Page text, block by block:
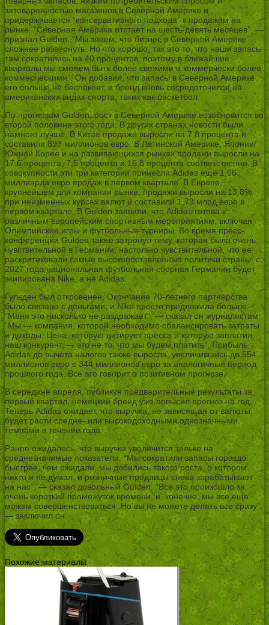
затоваренностью магазинов в Северной Америке и
придерживается “консервативного подхода” к продажам на
рынке. “Северная Америка отстает на шесть-девять месяцев”, —
признал Gulden. “Мы знаем, что бизнес в Северной Америке
сложнее развернуть. Но что хорошо, так это то, что наши запасы
там сократились на 40 процентов, поэтому в ближайшие
кварталы мы сможем быть более свежими и коммерчески более
коммерческими”. Он добавил, что запасы в Северной Америке
его больше не беспокоят, и бренд вновь сосредоточился на
американских видах спорта, таких как баскетбол.
По прогнозам Gulden, рост в Северной Америке возобновится во
второй половине этого года. В других странах новости были
намного лучше. В Китае продажи выросли на 7,8 процента и
составили 897 миллионов евро. В Латинской Америке, Японии/
Южной Корее и на развивающихся рынках продажи выросли на
17,6 процента, 7,5 процента и 16,8 процента соответственно. В
совокупности эти три категории принесли Adidas еще 1,66
миллиарда евро продаж в первом квартале. В Европе,
крупнейшем для компании рынке, продажи выросли на 13,8%
при неизменных курсах валют и составили 1,73 млрд евро в
первом квартале. В Gulden заявили, что Adidas готова к
различным европейским спортивным мероприятиям, включая
Олимпийские игры и футбольные турниры. Во время пресс-
конференции Gulden также затронул тему, которая была очень
чувствительной в Германии, настолько чувствительной, что ее
раскритиковали самые высокопоставленные политики страны: с
2027 года национальная футбольная сборная Германии будет
экипирована Nike, а не Adidas.
Гульден был откровенен. Окончание 70-летнего партнерства
было связано с деньгами, и Nike просто предложила больше.
“Меня это нисколько не раздражает”, — сказал он журналистам.
“Мы — компания, которой необходимо сбалансировать затраты
и доходы. Цена, которую цитирует пресса и которую заплатил
наш конкурент, — это не то, что мы будем платить”. Прибыль
Adidas до вычета налогов также выросла, увеличившись до 554
миллионов евро с 344 миллионов евро за аналогичный период
прошлого года. Все это говорит о позитивном прогнозе.
В середине апреля, публикуя предварительные результаты за
первый квартал, немецкий бренд уже повысил прогноз на год.
Теперь Adidas ожидает, что выручка, не зависящая от валюты,
будет расти средне- или высокодоходными однозначными
темпами в течение года.
Ранее ожидалось, что выручка увеличится только на
среднезначимые показатели. “Мы сократили запасы гораздо
быстрее, чем ожидали, мы добились такого роста, о котором
никто и не думал, и розничные продавцы снова зарабатывают
на нас”, — сказал довольный Gulden. “Все это произошло за
очень короткий промежуток времени, и, конечно, мы все еще
можем совершенствоваться. Но вы не можете делать все сразу”,
— заключил он.
Похожие материалы